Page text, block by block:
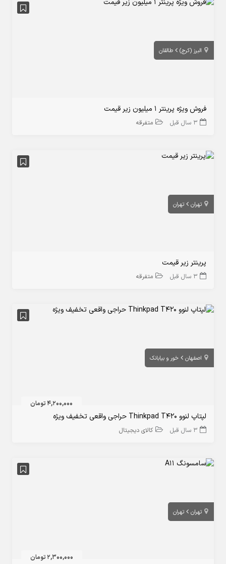
البرز (کرج) طالقان
فروش ویژه پرینتر 1 میلیون زیر قیمت
3 سال قبل متفرقه
تهران تهران
پرینتر زیر قیمت
3 سال قبل متفرقه
اصفهان خور و بیابانک
4,200,000 تومان
لپتاپ لنوو Thinkpad T420 حراجی واقعی تخفیف ویژه
3 سال قبل کالای دیجیتال
تهران تهران
2,300,000 تومان